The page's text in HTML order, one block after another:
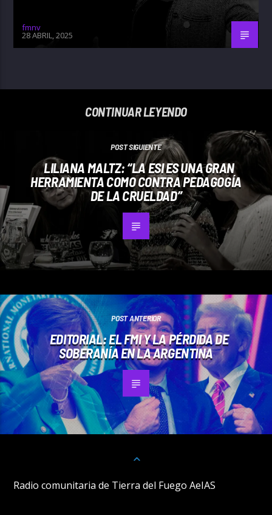
fmnv
28 ABRIL, 2025
CONTINUAR LEYENDO
POST SIGUIENTE
LILIANA MALTZ: “LA ESI ES UNA GRAN
HERRAMIENTA COMO CONTRA PEDAGOGÍA
DE LA CRUELDAD”
POST ANTERIOR
EDITORIAL: EL FMI Y LA PÉRDIDA DE
SOBERANÍA EN LA ARGENTINA
Radio comunitaria de Tierra del Fuego AeIAS